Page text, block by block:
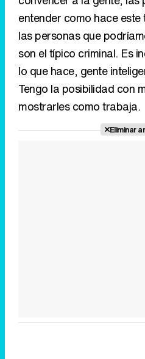
entender como hace
las personas que
son el típico criminal. Es
lo que hace, gente
Tengo la posibilidad con
mostrarles como trabaja.
Eliminar